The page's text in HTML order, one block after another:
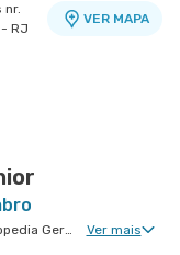
nr.
RJ
VER MAPA
Ortopedia de Joelho, Ortopedia de Coluna, Ortopedia Geral, Medicina Esportiva Clinica, Clínica da Dor Geral Ver mais